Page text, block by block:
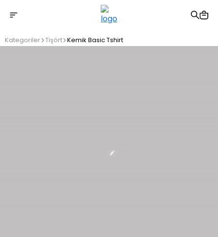
2500 TL üzeri ücretsiz kargo
Kategoriler Tişört Kemik Basic Tshirt